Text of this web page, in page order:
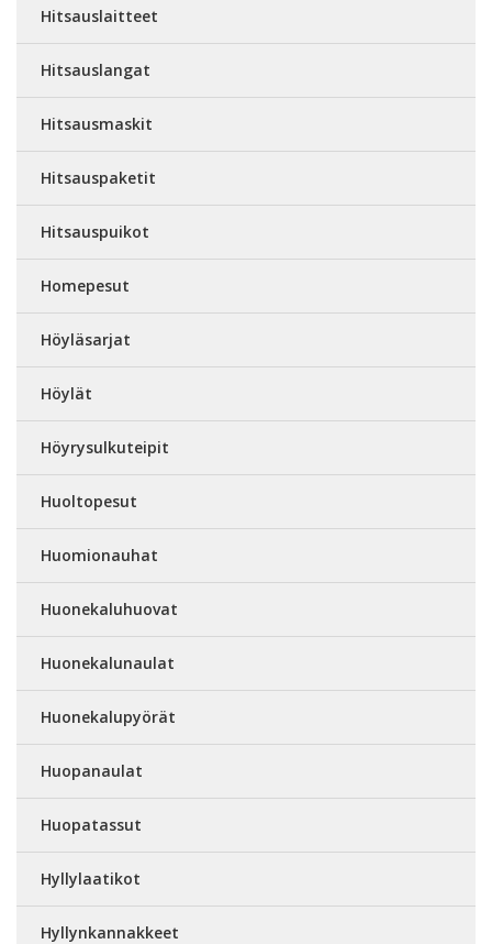
Hitsauslaitteet
Hitsauslangat
Hitsausmaskit
Hitsauspaketit
Hitsauspuikot
Homepesut
Höyläsarjat
Höylät
Höyrysulkuteipit
Huoltopesut
Huomionauhat
Huonekaluhuovat
Huonekalunaulat
Huonekalupyörät
Huopanaulat
Huopatassut
Hyllylaatikot
Hyllynkannakkeet